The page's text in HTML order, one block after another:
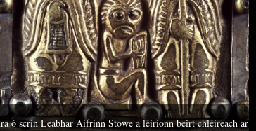
ó scrín Leabhar Aifrinn Stowe a léiríonn beirt chléireach ar